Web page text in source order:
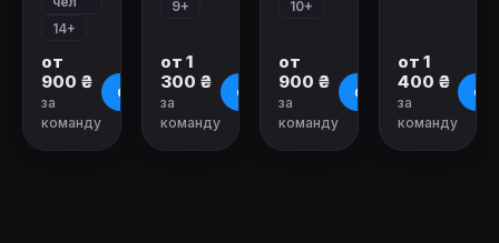
14+
от
900 ₴
за
команду
О квесте
9+
от 1
300 ₴
за
команду
О квесте
10+
от
900 ₴
за
команду
О квесте
от 1
400 ₴
за
команду
О